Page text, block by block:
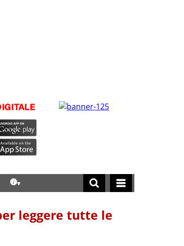
leggere tutte le